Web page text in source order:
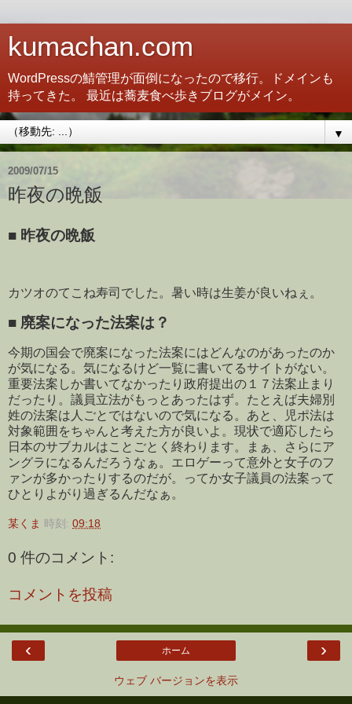
kumachan.com
WordPressの鯖管理が面倒になったので移行。ドメインも
持ってきた。 最近は蕎麦食べ歩きブログがメイン。
▼
2009/07/15
昨夜の晩飯
■ 昨夜の晩飯
カツオのてこね寿司でした。暑い時は生姜が良いねぇ。
■ 廃案になった法案は？
今期の国会で廃案になった法案にはどんなのがあったのか
が気になる。気になるけど一覧に書いてるサイトがない。
重要法案しか書いてなかったり政府提出の１７法案止まり
だったり。議員立法がもっとあったはず。たとえば夫婦別
姓の法案は人ごとではないので気になる。あと、児ポ法は
対象範囲をちゃんと考えた方が良いよ。現状で適応したら
日本のサブカルはことごとく終わります。まぁ、さらにア
ングラになるんだろうなぁ。エロゲーって意外と女子のフ
ァンが多かったりするのだが。ってか女子議員の法案って
ひとりよがり過ぎるんだなぁ。
某くま 時刻: 09:18
0 件のコメント:
コメントを投稿
‹ ›
ホーム
ウェブ バージョンを表示